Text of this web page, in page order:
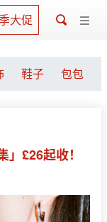
大促
鞋子 包包
£26起收！